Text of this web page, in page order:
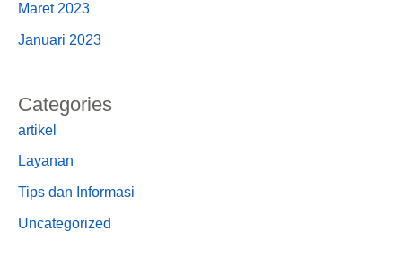
Maret 2023
Januari 2023
Categories
artikel
Layanan
Tips dan Informasi
Uncategorized